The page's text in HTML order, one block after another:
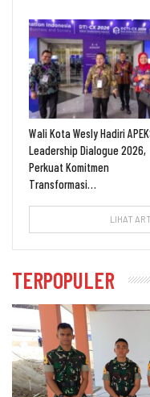
Wali Kota Wesly Hadiri
Leadership Dialogue 2026,
Perkuat Komitmen
Transformasi…
LIHAT
TERPOPULER